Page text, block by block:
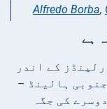
Alfredo Borba,
کے اندر
ہالینڈ –
کی جگہ